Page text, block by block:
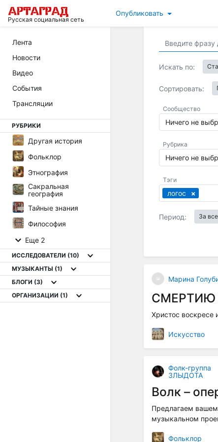
Русская социальная сеть
Опубликовать
Лента
Новости
Видео
События
Трансляции
РУБРИКИ
Другая история
Фольклор
Этнография
Сакральная
география
Тайные знания
Философия
Еще 2
ИССЛЕДОВАТЕЛИ (10)
МУЗЫКАНТЫ (1)
БЛОГИ (3)
ОРГАНИЗАЦИИ (1)
Искать по:
Сортировать:
Сообщество
Ничего не
Рубрика
Ничего не
Тэги
логос
Период: За
Марина
СМЕРТИЮ
Христос воскресе
Искусство
Фолк-группа
ЗЛЫДОТА
Волк –
Предлагаем
музыкальном
Фольклор